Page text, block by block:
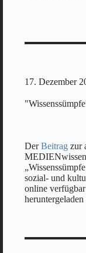
17. Dezember
DerBeitragzur
sozial- und
online